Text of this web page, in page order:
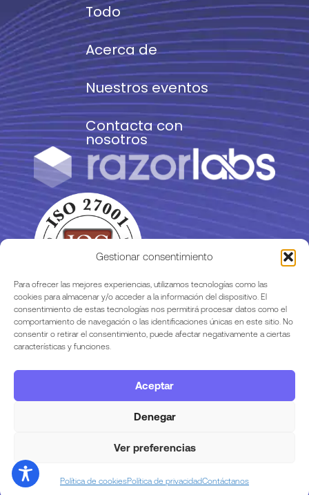
Gestionar consentimiento
Para ofrecer las mejores experiencias, utilizamos tecnologías como las
cookies para almacenar y/o acceder a la información del dispositivo. El
consentimiento de estas tecnologías nos permitirá procesar datos como el
comportamiento de navegación o las identificaciones únicas en este sitio. No
consentir o retirar el consentimiento, puede afectar negativamente a ciertas
características y funciones.
Aceptar
Denegar
Ver preferencias
Política de cookiesPolítica de privacidadContáctanos
Todo
Acerca de
Nuestros eventos
Contacta con
nosotros
Legalidad
Copyright © 2025 razor labs